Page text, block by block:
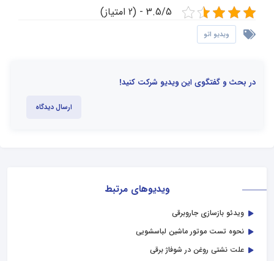
ویدیوهای مرتبط
ویدئو بازسازی جاروبرقی
نحوه تست موتور ماشین لباسشویی
علت نشتی روغن در شوفاژ برقی
3.5/5 - (2 امتیاز)
ویدیو اتو
در بحث و گفتگوی این ویدیو شرکت کنید!
ارسال دیدگاه